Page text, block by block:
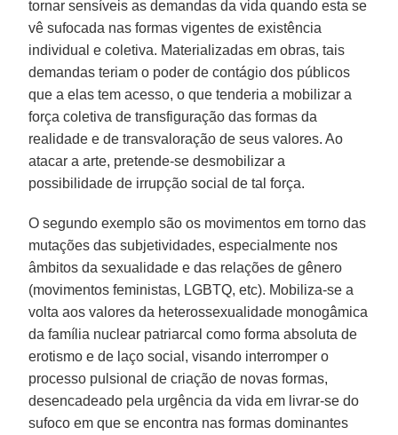
tornar sensíveis as demandas da vida quando esta se
vê sufocada nas formas vigentes de existência
individual e coletiva. Materializadas em obras, tais
demandas teriam o poder de contágio dos públicos
que a elas tem acesso, o que tenderia a mobilizar a
força coletiva de transfiguração das formas da
realidade e de transvaloração de seus valores. Ao
atacar a arte, pretende-se desmobilizar a
possibilidade de irrupção social de tal força.
O segundo exemplo são os movimentos em torno das
mutações das subjetividades, especialmente nos
âmbitos da sexualidade e das relações de gênero
(movimentos feministas, LGBTQ, etc). Mobiliza-se a
volta aos valores da heterossexualidade monogâmica
da família nuclear patriarcal como forma absoluta de
erotismo e de laço social, visando interromper o
processo pulsional de criação de novas formas,
desencadeado pela urgência da vida em livrar-se do
sufoco em que se encontra nas formas dominantes